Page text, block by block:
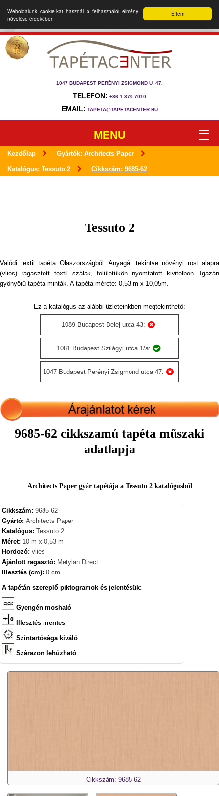
Értem
Weboldalunk cookie-kat használ a felhasználói élmény
növelése érdekében
1047 BUDAPEST PERÉNYI ZSIGMOND U. 47.
TELEFON: +36 1 370 7010
EMAIL: TAPETA@TAPETACENTER.HU
MENU
Kezdőlap Gyártók: Architects Paper
Katalógus: Tessuto 2 Cikkszám: 9685-62
Tessuto 2
Valódi textil tapéta Olaszországból. Anyagát tekintve növényi rost alapra
(vlies) ragasztott textil szálak, felületükön nyomtatott kivitelben. Igazán
gyönyörű tapéta minták. A tapéta mérete: 0,53 m x 10,05m.
Ez a katalógus az alábbi üzleteinkben megtekinthető:
1089 Budapest Delej utca 43:
1081 Budapest Szilágyi utca 1/a:
1047 Budapest Perényi Zsigmond utca 47:
9685-62 cikkszamú tapéta műszaki
adatlapja
Architects Paper gyár tapétája a Tessuto 2 katalógusból
Cikkszám: 9685-62
Gyártó: Architects Paper
Katalógus: Tessuto 2
Méret: 10 m x 0,53 m
Hordozó: vlies
Ajánlott ragasztó: Metylan Direct
Illesztés (cm): 0 cm.
A tapétán szereplő piktogramok és jelentésük:
Gyengén mosható
Illesztés mentes
Színtartósága kiváló
Szárazon lehúzható
Cikkszám: 9685-62